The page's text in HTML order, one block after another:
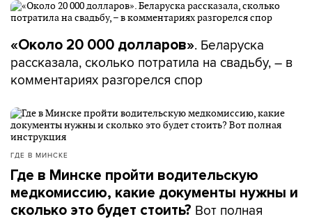
«Около 20 000 долларов». Беларуска
рассказала, сколько потратила на свадьбу, – в
комментариях разгорелся спор
ГДЕ В МИНСКЕ
Где в Минске пройти водительскую
медкомиссию, какие документы нужны и
сколько это будет стоить? Вот полная